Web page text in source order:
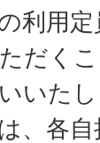
利用
だく
いたし
、各